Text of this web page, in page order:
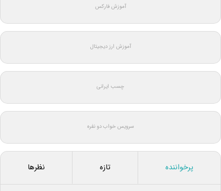
آموزش فارکس
آموزش ارز دیجیتال
چسب ایرانی
سرویس خواب دو نفره
پرخواننده تازه نظرها